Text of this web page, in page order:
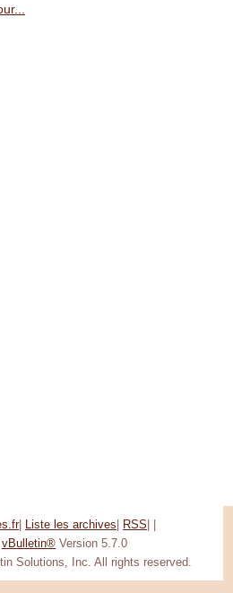
| Liste les archives RSS
vBulletin® Version 5.7.0
Solutions, Inc. All rights reserved.